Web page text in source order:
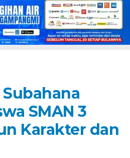
Subahana
SMAN 3
Karakter dan